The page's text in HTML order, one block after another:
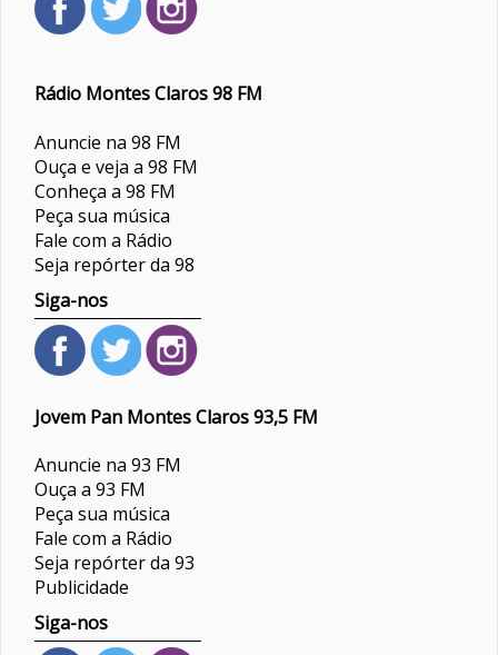
Rádio Montes Claros 98 FM
Anuncie na 98 FM
Ouça e veja a 98 FM
Conheça a 98 FM
Peça sua música
Fale com a Rádio
Seja repórter da 98
Siga-nos
Jovem Pan Montes Claros 93,5 FM
Anuncie na 93 FM
Ouça a 93 FM
Peça sua música
Fale com a Rádio
Seja repórter da 93
Publicidade
Siga-nos